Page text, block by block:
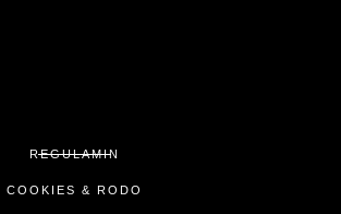
REGULAMIN
COOKIES & RODO